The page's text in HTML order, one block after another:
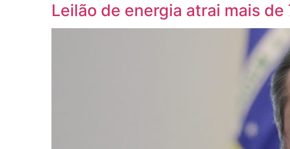
Leilão de energia atrai mais